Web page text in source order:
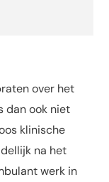
over het
dan ook niet
klinische
na het
werk in